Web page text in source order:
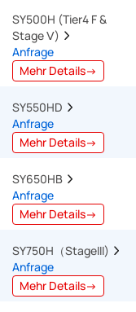
SY500H (Tier4 F &
Stage Ⅴ)
Anfrage
Mehr Details→
SY550HD
Anfrage
Mehr Details→
SY650HB
Anfrage
Mehr Details→
SY750H（StageIII)
Anfrage
Mehr Details→